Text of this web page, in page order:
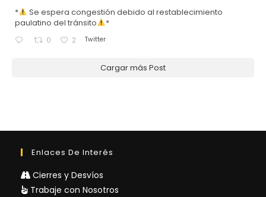
*
Se espera congestión debido al restablecimiento
paulatino del tránsito
*
0 2 Twitter
Cargar más Post
Enlaces De Interés
Cierres y Desvíos
Trabaje con Nosotros